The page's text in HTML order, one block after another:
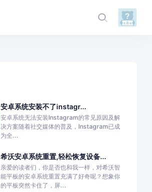
安卓系统安装不了instagr...
安卓系统无法安装Instagram的常见原因及解
决方案随着社交媒体的普及，Instagram已成
为全...
希沃安卓系统重置,轻松恢复设备...
亲爱的读者们，你是否也和我一样，对希沃智
能平板的安卓系统重置充满了好奇呢？想象你
的平板突然卡住了，屏...